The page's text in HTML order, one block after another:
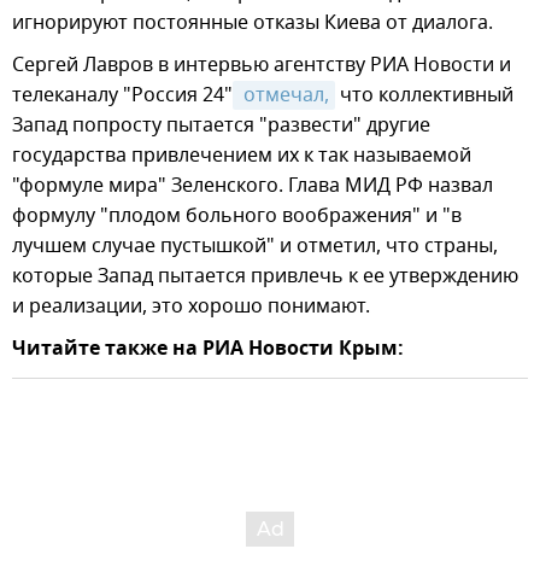
игнорируют постоянные отказы Киева от диалога.
Сергей Лавров в интервью агентству РИА Новости и
телеканалу "Россия 24" отмечал, что коллективный
Запад попросту пытается "развести" другие
государства привлечением их к так называемой
"формуле мира" Зеленского. Глава МИД РФ назвал
формулу "плодом больного воображения" и "в
лучшем случае пустышкой" и отметил, что страны,
которые Запад пытается привлечь к ее утверждению
и реализации, это хорошо понимают.
Читайте также на РИА Новости Крым: